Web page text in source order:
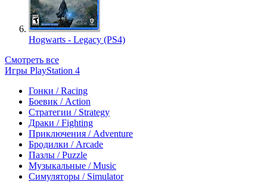
Hogwarts - Legacy (PS4)
Смотреть все
Игры PlayStation 4
Гонки / Racing
Боевик / Action
Стратегии / Strategy
Драки / Fighting
Приключения / Adventure
Бродилки / Arcade
Пазлы / Puzzle
Музыкальные / Music
Симуляторы / Simulator